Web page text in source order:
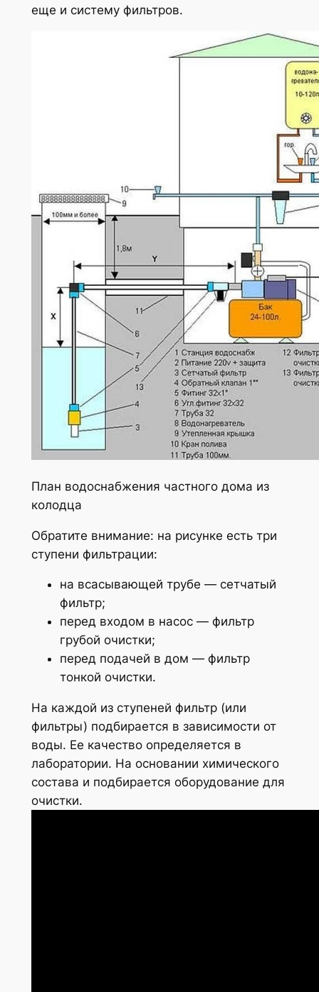
еще и систему фильтров.
План водоснабжения частного дома из
колодца
Обратите внимание: на рисунке есть три
ступени фильтрации:
на всасывающей трубе — сетчатый
фильтр;
перед входом в насос — фильтр
грубой очистки;
перед подачей в дом — фильтр
тонкой очистки.
На каждой из ступеней фильтр (или
фильтры) подбирается в зависимости от
воды. Ее качество определяется в
лаборатории. На основании химического
состава и подбирается оборудование для
очистки.